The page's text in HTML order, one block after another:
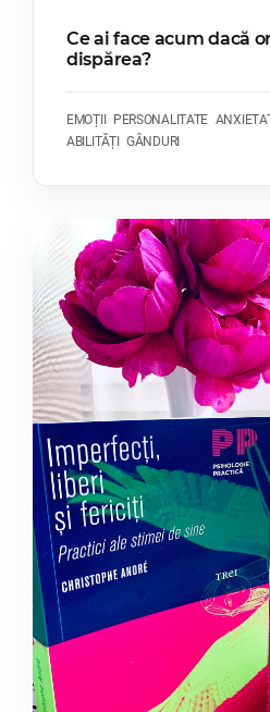
Ce ai face acum dacă
dispărea?
EMOȚII PERSONALITATE
ABILITĂȚI
GÂNDURI